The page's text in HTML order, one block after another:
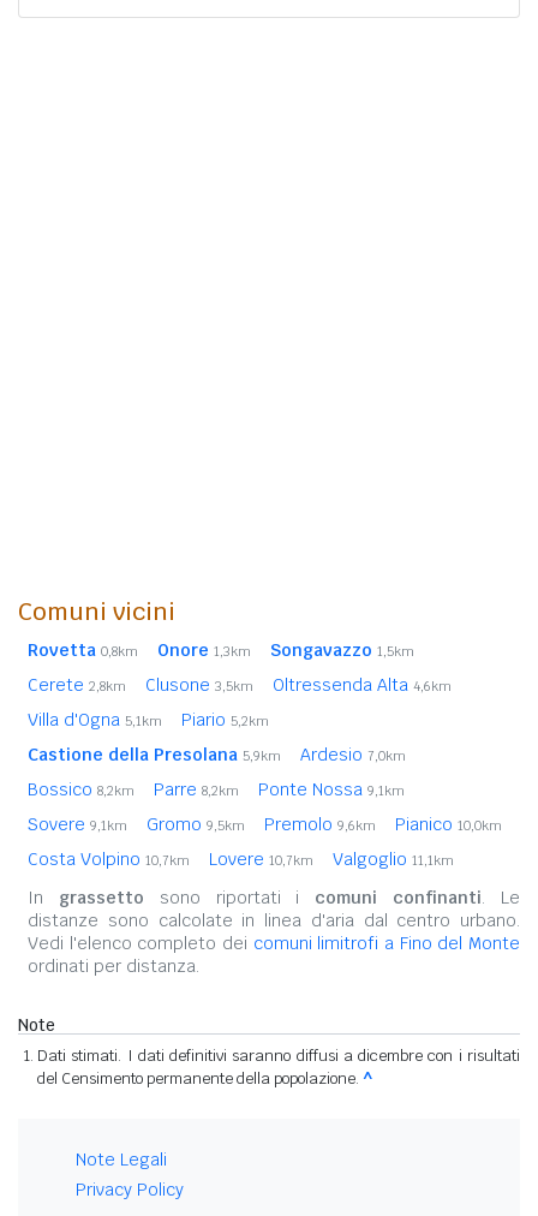
Comuni vicini
Rovetta 0,8km Onore 1,3km Songavazzo 1,5km
Cerete 2,8km Clusone 3,5km Oltressenda Alta 4,6km
Villa d'Ogna 5,1km Piario 5,2km
Castione della Presolana 5,9km Ardesio 7,0km
Bossico 8,2km Parre 8,2km Ponte Nossa 9,1km
Sovere 9,1km Gromo 9,5km Premolo 9,6km Pianico 10,0km
Costa Volpino 10,7km Lovere 10,7km Valgoglio 11,1km
In grassetto sono riportati i comuni confinanti. Le
distanze sono calcolate in linea d'aria dal centro urbano.
Vedi l'elenco completo dei comuni limitrofi a Fino del Monte
ordinati per distanza.
Note
Dati stimati. I dati definitivi saranno diffusi a dicembre con i risultati
del Censimento permanente della popolazione. ^
Note Legali
Privacy Policy